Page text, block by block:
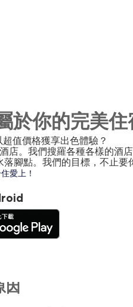
於你的完美住
值價格獲享出色體驗？
店。我們搜羅各種各樣的酒店
腳點。我們的目標，不止要
愛上！
因